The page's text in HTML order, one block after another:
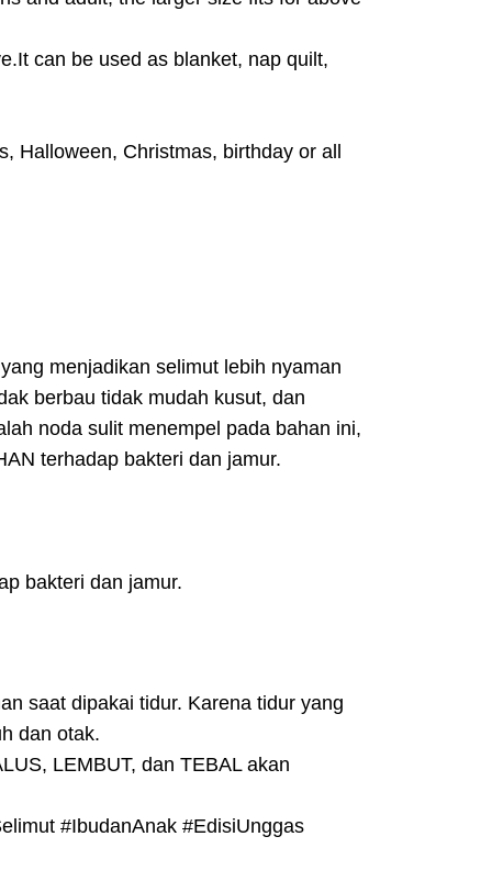
can be used as blanket, nap quilt,
Halloween, Christmas, birthday or all
menjadikan selimut lebih nyaman
berbau tidak mudah kusut, dan
noda sulit menempel pada bahan ini,
terhadap bakteri dan jamur.
bakteri dan jamur.
saat dipakai tidur. Karena tidur yang
dan otak.
LEMBUT, dan TEBAL akan
#IbudanAnak #EdisiUnggas